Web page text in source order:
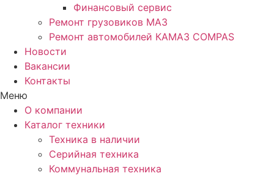
Финансовый сервис
Ремонт грузовиков МАЗ
Ремонт автомобилей КАМАЗ COMPAS
Новости
Вакансии
Контакты
Меню
О компании
Каталог техники
Техника в наличии
Серийная техника
Коммунальная техника